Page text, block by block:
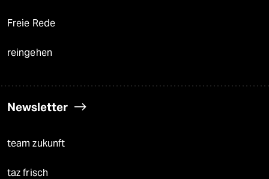
Freie Rede
reingehen
Newsletter
team zukunft
taz frisch